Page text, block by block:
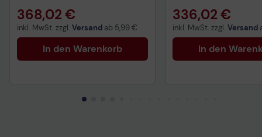
368,02 €
inkl. MwSt. zzgl. Versand ab 5,99 €
In den Warenkorb
336,02 €
inkl. MwSt. zzgl. Versand
In den